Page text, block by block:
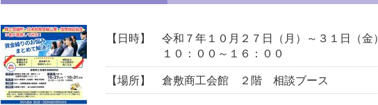
【日時】
令和７年１０月２７日（月）～３１日（金）
１０：００～１６：００
【場所】
倉敷商工会館 ２階 相談ブース